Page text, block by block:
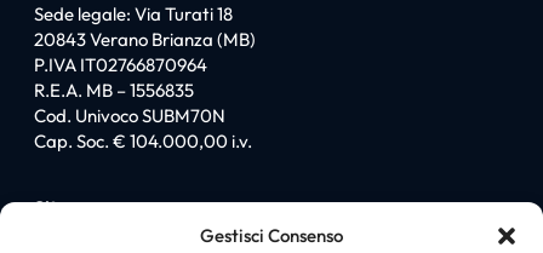
Gestisci Consenso
Sede legale: Via Turati 18
20843 Verano Brianza (MB)
P.IVA IT02766870964
R.E.A. MB – 1556835
Cod. Univoco SUBM70N
Cap. Soc. € 104.000,00 i.v.
Sitemap